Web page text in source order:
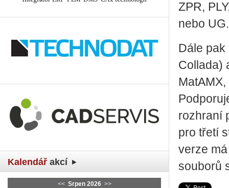
Kalendář akcí
<< Srpen 2026 >>
ZPR,
nebo UG.
Dále pak
Collada)
rozhraní
pro třetí
verze
souborů